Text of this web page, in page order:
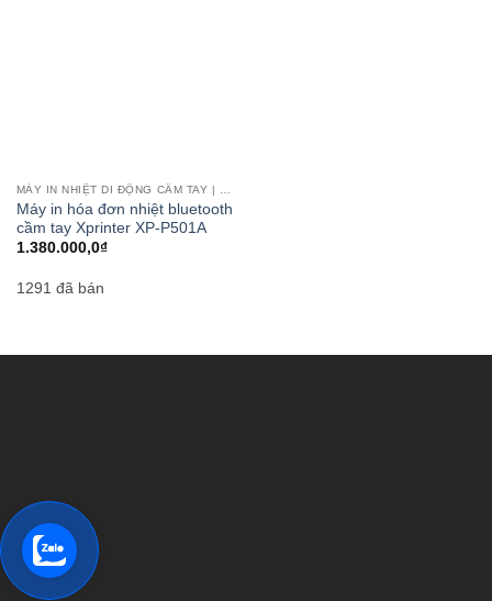
Máy in hóa đơn nhiệt bluetooth
cầm tay Xprinter XP-P501A
1.380.000,0₫
1291 đã bán
5